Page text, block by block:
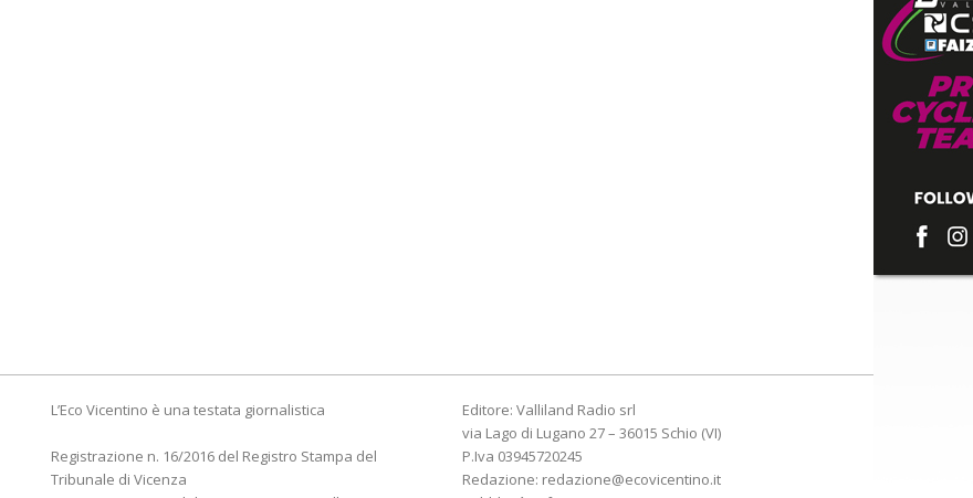
L’Eco Vicentino è una testata giornalistica
Registrazione n. 16/2016 del Registro Stampa del
Tribunale di Vicenza
Editore: Valliland Radio srl
via Lago di Lugano 27 – 36015 Schio (VI)
P.Iva 03945720245
Redazione: redazione@ecovicentino.it